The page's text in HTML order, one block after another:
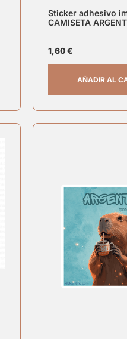
Sticker adhesivo
CAMISETA
1,60€
AÑADIR AL